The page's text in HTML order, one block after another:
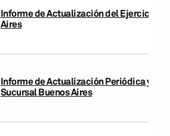
Informe de Actualización del Ejercicio:
Aires
Informe de Actualización Periódica y
Sucursal Buenos Aires